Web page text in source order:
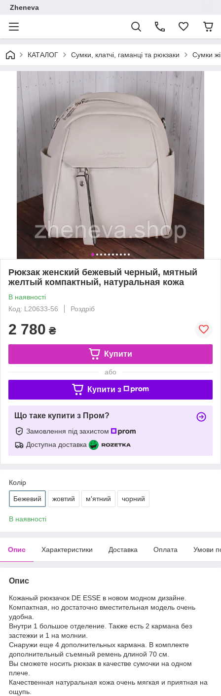
Zheneva
КАТАЛОГ Сумки, клатчі, гаманці та рюкзаки Сумки
Рюкзак женский бежевый черный, мятный
желтый компактный, натуральная кожа
В наявності
Код: L20633-56
Роздріб
2 780 ₴
Купити
або
Купити з
Що таке купити з Пром?
Замовлення під захистом
Доступна доставка
Колір
Бежевий жовтий м'ятний чорний
В наявності
Опис Характеристики Доставка Оплата Умови
Опис
Кожаный рюкзачок DE ESSE в новом модном дизайне.
Компактная, но достаточно вместительная модель очень
удобна.
Внутри 1 большое отделение. Также есть 2 кармана без
застежки и 1 на молнии.
Снаружи еще 4 дополнительных кармана. В комплекте
дополнительный съемный ремень длиной 70 см.
Вы сможете носить рюкзак в качестве сумочки на одном
плече.
Качественная натуральная кожа очень мягкая и приятная на
ощупь.